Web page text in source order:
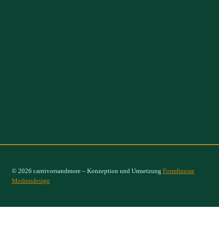
© 2026 carnivorsandmore – Konzeption und Umsetzung Formfinesse
Mediendesign